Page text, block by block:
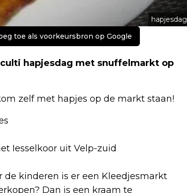
hapjesdag
toe als voorkeursbron op Google
hapjesdag met snuffelmarkt op
zelf met hapjes op de markt staan!
Iesselkoor uit Velp-zuid
de kinderen is er een Kleedjesmarkt
Dan is een kraam te